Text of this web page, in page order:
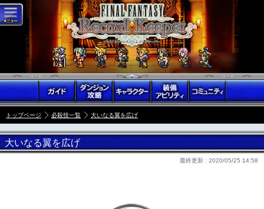
トップページ 必殺技一覧 大いなる翼を広げ
大いなる翼を広げ
最終更新 : 2020/05/25 14:58